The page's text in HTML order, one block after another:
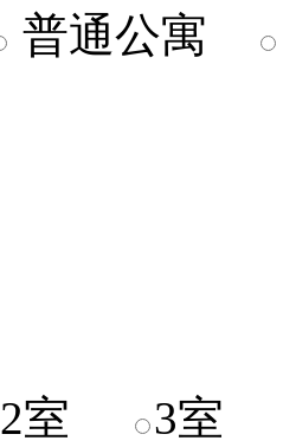
普通公寓
2室
3室